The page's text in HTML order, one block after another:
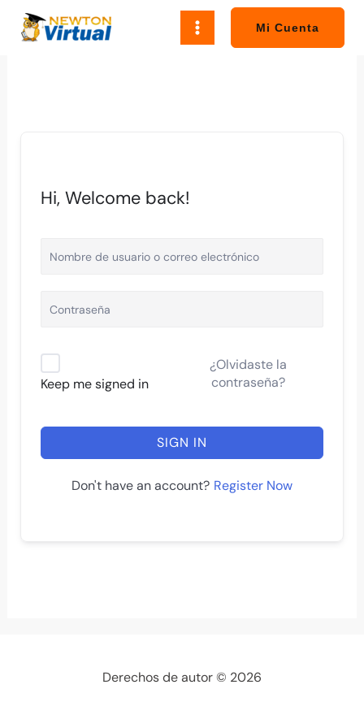
Mi Cuenta
Hi, Welcome back!
Keep me signed in
¿Olvidaste la
contraseña?
SIGN IN
Don't have an account? Register Now
Derechos de autor © 2026